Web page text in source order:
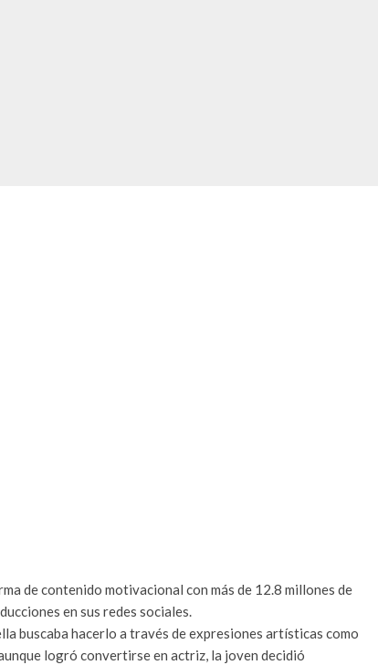
de contenido motivacional con más de 12.8 millones de
en sus redes sociales.
buscaba hacerlo a través de expresiones artísticas como
logró convertirse en actriz, la joven decidió